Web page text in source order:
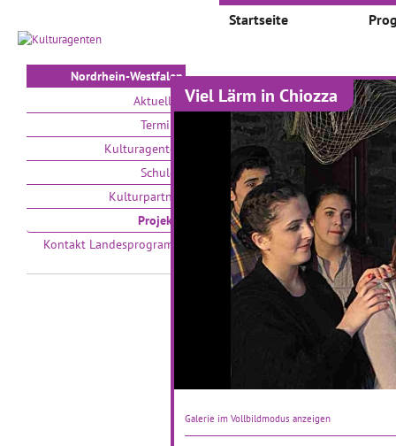
Viel Lärm in Chiozza
Galerie im Vollbildmodus anzeigen
Nordrhein-Westfalen
Aktuelles
Termine
Kulturagenten
Schulen
Kulturpartner
Projekte
Kontakt Landesprogramm
Startseite
Projekte
Auswählen nach:
Eine Kulturnacht in
Am 03.07.2012 feierten die
drei Krefelder Schulen ein